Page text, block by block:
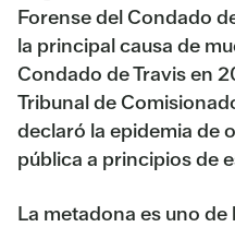
Forense del Condado
la principal causa de
Condado de Travis en
Tribunal de
declaró la epidemia de
pública a principios de
La metadona es uno